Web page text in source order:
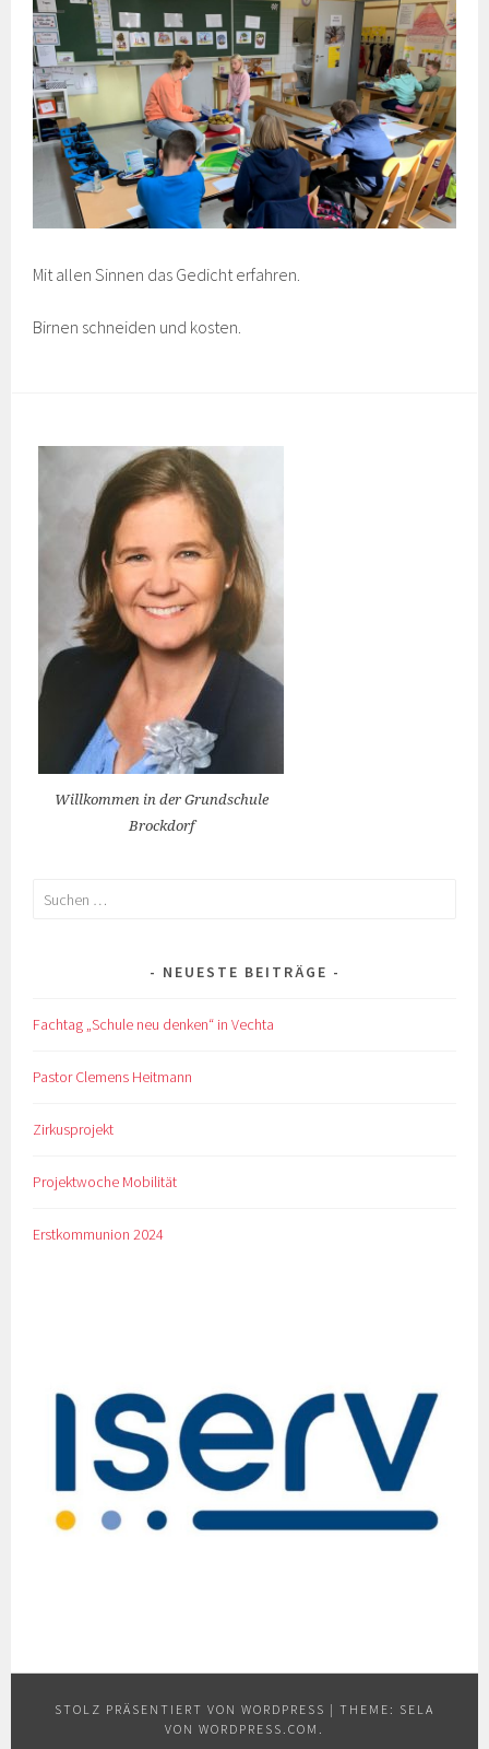
Mit allen Sinnen das Gedicht erfahren.
Birnen schneiden und kosten.
Willkommen in der Grundschule
Brockdorf
Suchen
NEUESTE BEITRÄGE
Fachtag „Schule neu denken“ in Vechta
Pastor Clemens Heitmann
Zirkusprojekt
Projektwoche Mobilität
Erstkommunion 2024
STOLZ PRÄSENTIERT VON WORDPRESS | THEME: SELA
VON WORDPRESS.COM .